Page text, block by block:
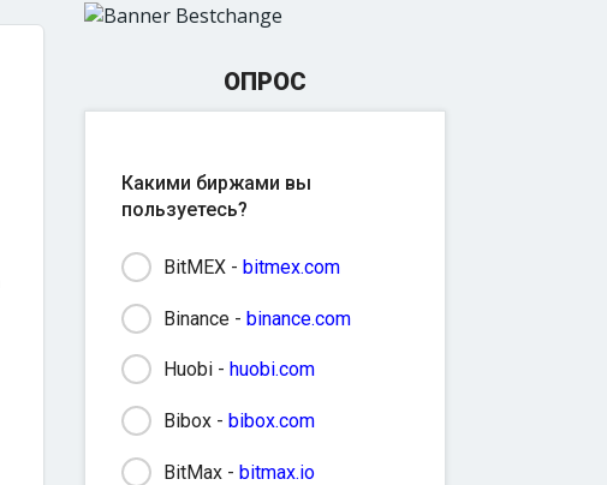
ОПРОС
Какими биржами вы
пользуетесь?
BitMEX - bitmex.com
Binance - binance.com
Huobi - huobi.com
Bibox - bibox.com
BitMax - bitmax.io